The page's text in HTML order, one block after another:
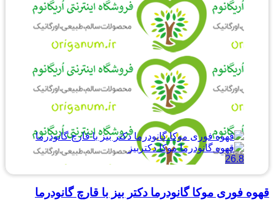
26.8
قهوه فوری موکا گانودرما دکتر بیز با قارچ گانودرما